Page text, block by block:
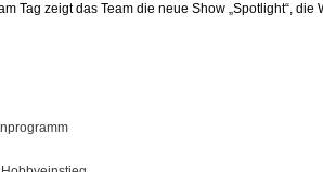
Tag zeigt das Team die neue Show „Spotlight“,